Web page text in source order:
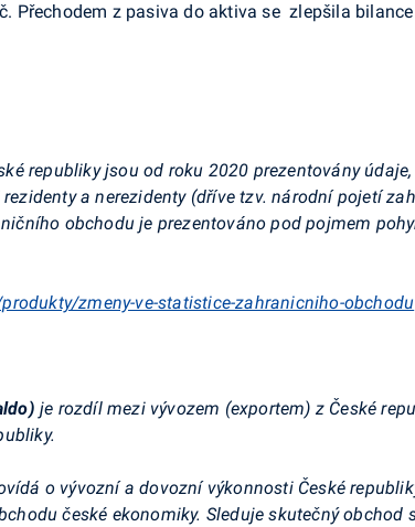
Přechodem z pasiva do aktiva se zlepšila
republiky jsou od roku 2020 prezentovány
a nerezidenty (dříve tzv. národní pojetí
obchodu je prezentováno pod pojmem
zmeny-ve-statistice-zahranicniho-obchodu
je rozdíl mezi vývozem (exportem) z České
o vývozní a dovozní výkonnosti České
české ekonomiky. Sleduje skutečný obchod